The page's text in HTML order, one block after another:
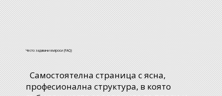
Често задавани въпроси (FAQ)
Самостоятелна страница с ясна,
професионална структура, в която